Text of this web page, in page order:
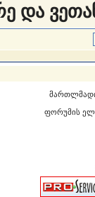
და
ფორუმის